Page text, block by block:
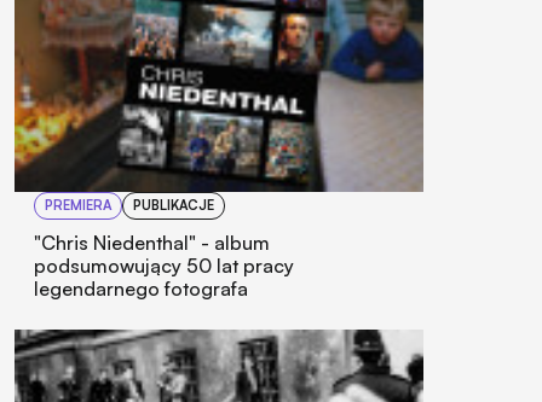
PREMIERA PUBLIKACJE
"Chris Niedenthal" - album
podsumowujący 50 lat pracy
legendarnego fotografa